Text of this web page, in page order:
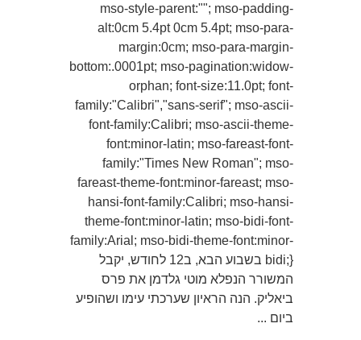
mso-style-parent:""; mso-padding-
alt:0cm 5.4pt 0cm 5.4pt; mso-para-
margin:0cm; mso-para-margin-
bottom:.0001pt; mso-pagination:widow-
orphan; font-size:11.0pt; font-
family:"Calibri","sans-serif"; mso-ascii-
font-family:Calibri; mso-ascii-theme-
font:minor-latin; mso-fareast-font-
family:"Times New Roman"; mso-
fareast-theme-font:minor-fareast; mso-
hansi-font-family:Calibri; mso-hansi-
theme-font:minor-latin; mso-bidi-font-
family:Arial; mso-bidi-theme-font:minor-
bidi;} בשבוע הבא, ב12 לחודש, יקבל
המשורר הנפלא מוטי גלדמן את פרס
ביאליק. הנה הראיון שערכתי עימו ושהופיע
ביום ...